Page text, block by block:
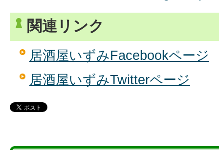
関連リンク
居酒屋いずみFacebookページ
居酒屋いずみTwitterページ